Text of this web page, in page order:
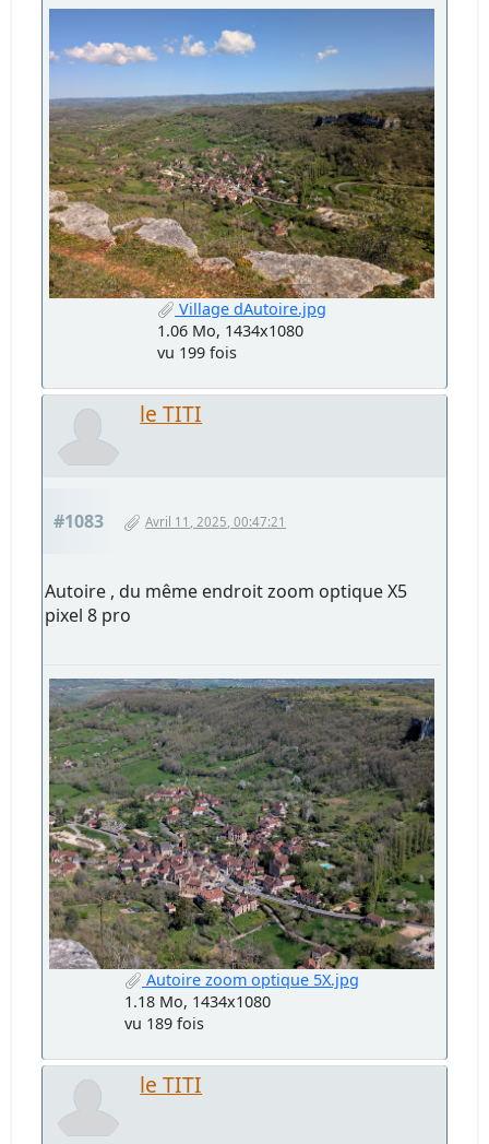
Village dAutoire.jpg
1.06 Mo, 1434x1080
vu 199 fois
le TITI
#1083 Avril 11, 2025, 00:47:21
Autoire , du même endroit zoom optique X5
pixel 8 pro
Autoire zoom optique 5X.jpg
1.18 Mo, 1434x1080
vu 189 fois
le TITI